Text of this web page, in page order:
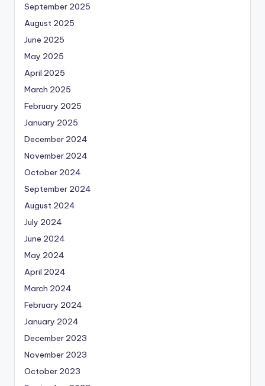
September 2025
August 2025
June 2025
May 2025
April 2025
March 2025
February 2025
January 2025
December 2024
November 2024
October 2024
September 2024
August 2024
July 2024
June 2024
May 2024
April 2024
March 2024
February 2024
January 2024
December 2023
November 2023
October 2023